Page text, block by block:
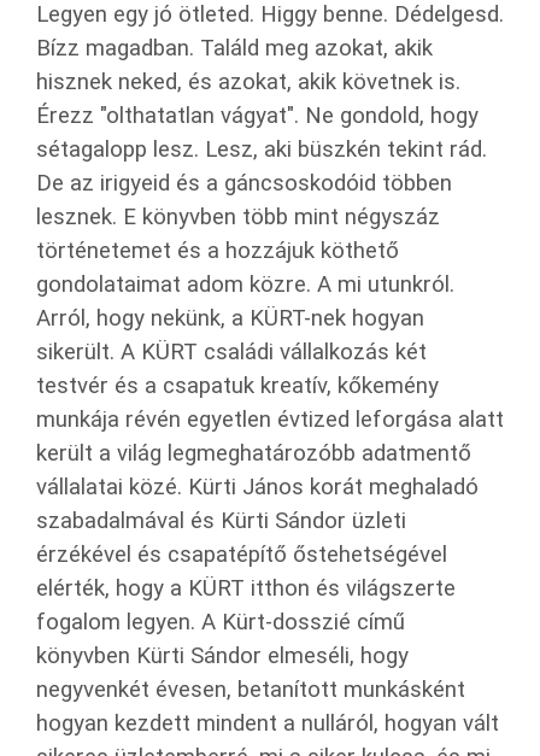
Legyen egy jó ötleted. Higgy benne. Dédelgesd.
Bízz magadban. Találd meg azokat, akik
hisznek neked, és azokat, akik követnek is.
Érezz "olthatatlan vágyat". Ne gondold, hogy
sétagalopp lesz. Lesz, aki büszkén tekint rád.
De az irigyeid és a gáncsoskodóid többen
lesznek. E könyvben több mint négyszáz
történetemet és a hozzájuk köthető
gondolataimat adom közre. A mi utunkról.
Arról, hogy nekünk, a KÜRT-nek hogyan
sikerült. A KÜRT családi vállalkozás két
testvér és a csapatuk kreatív, kőkemény
munkája révén egyetlen évtized leforgása alatt
került a világ legmeghatározóbb adatmentő
vállalatai közé. Kürti János korát meghaladó
szabadalmával és Kürti Sándor üzleti
érzékével és csapatépítő őstehetségével
elérték, hogy a KÜRT itthon és világszerte
fogalom legyen. A Kürt-dosszié című
könyvben Kürti Sándor elmeséli, hogy
negyvenkét évesen, betanított munkásként
hogyan kezdett mindent a nulláról, hogyan vált